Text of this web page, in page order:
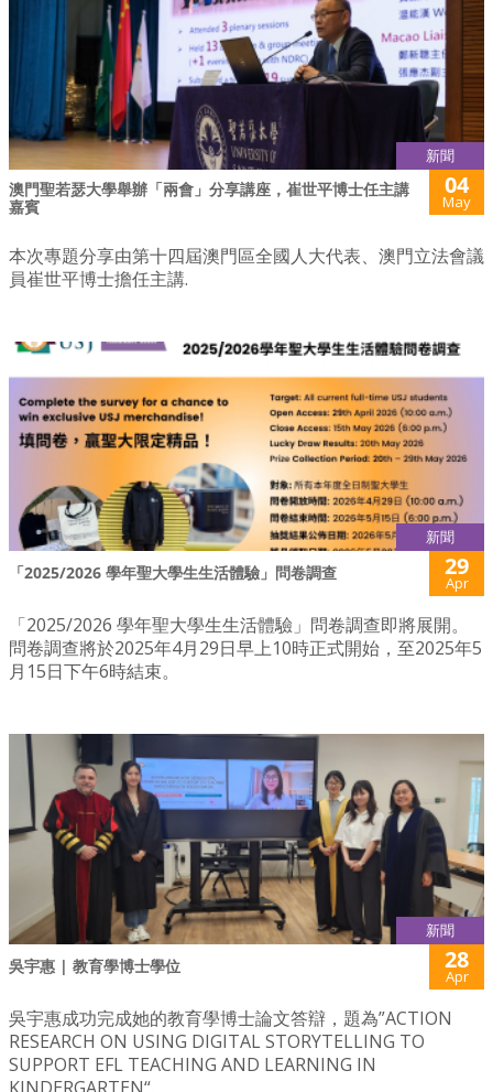
新聞
澳門聖若瑟大學舉辦「兩會」分享講座，崔世平博士任主講
嘉賓
04
May
本次專題分享由第十四屆澳門區全國人大代表、澳門立法會議
員崔世平博士擔任主講.
新聞
「2025/2026 學年聖大學生生活體驗」問卷調查 29
Apr
「2025/2026 學年聖大學生生活體驗」問卷調查即將展開。
問卷調查將於2025年4月29日早上10時正式開始，至2025年5
月15日下午6時結束。
新聞
吳宇惠 | 教育學博士學位 28
Apr
吳宇惠成功完成她的教育學博士論文答辯，題為”ACTION
RESEARCH ON USING DIGITAL STORYTELLING TO
SUPPORT EFL TEACHING AND LEARNING IN